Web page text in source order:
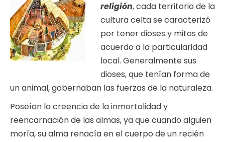
religión, cada territorio de la
cultura celta se caracterizó
por tener dioses y mitos de
acuerdo a la particularidad
local. Generalmente sus
dioses, que tenían forma de
un animal, gobernaban las fuerzas de la naturaleza.
Poseían la creencia de la inmortalidad y
reencarnación de las almas, ya que cuando alguien
moría, su alma renacía en el cuerpo de un recién